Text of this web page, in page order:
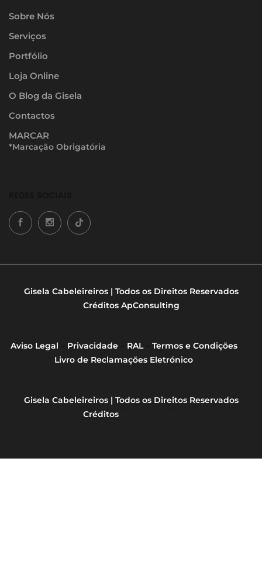
Sobre Nós
Serviços
Portfólio
Loja Online
O Blog da Gisela
Contactos
MARCAR
*Marcação Obrigatória
Gisela Cabeleireiros | Todos os Direitos Reservados
Créditos ApConsulting
Aviso Legal Privacidade– RAL– Termos e Condições
Livro de Reclamações Eletrónico
Gisela Cabeleireiros | Todos os Direitos Reservados
Créditos